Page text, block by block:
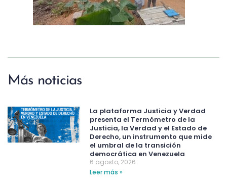
Más noticias
La plataforma Justicia y Verdad
presenta el Termómetro de la
Justicia, la Verdad y el Estado de
Derecho, un instrumento que mide
el umbral de la transición
democrática en Venezuela
6 agosto, 2026
Leer más »